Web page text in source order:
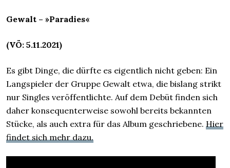
Gewalt – »Paradies«
(VÖ: 5.11.2021)
Es gibt Dinge, die dürfte es eigentlich nicht geben: Ein
Langspieler der Gruppe Gewalt etwa, die bislang strikt
nur Singles veröffentlichte. Auf dem Debüt finden sich
daher konsequenterweise sowohl bereits bekannten
Stücke, als auch extra für das Album geschriebene. Hier
findet sich mehr dazu.